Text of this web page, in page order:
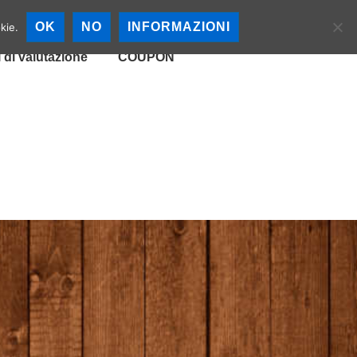
Mappa Birrerie
di valutazione COUPON
OK NO INFORMAZIONI